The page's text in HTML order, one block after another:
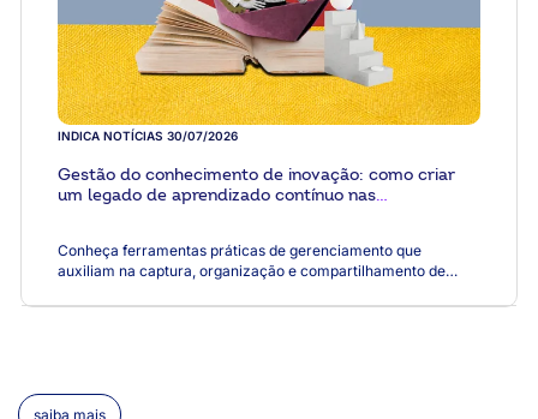
INDICA NOTÍCIAS 30/07/2026
Gestão do conhecimento de inovação: como criar
um legado de aprendizado contínuo nas
Conheça ferramentas práticas de gerenciamento que
auxiliam na captura, organização e compartilhamento de
saiba mais